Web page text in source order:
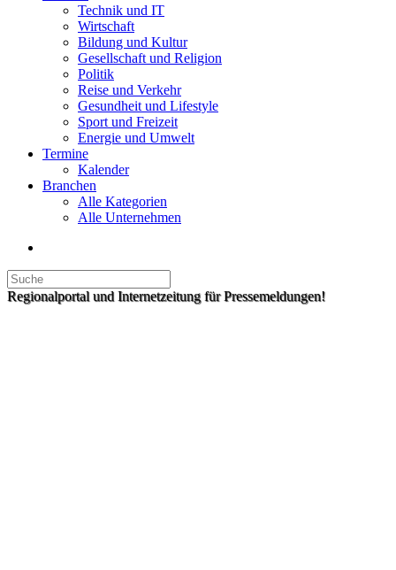
Technik und IT
Wirtschaft
Bildung und Kultur
Gesellschaft und Religion
Politik
Reise und Verkehr
Gesundheit und Lifestyle
Sport und Freizeit
Energie und Umwelt
Termine
Kalender
Branchen
Alle Kategorien
Alle Unternehmen
Regionalportal und Internetzeitung für Pressemeldungen!